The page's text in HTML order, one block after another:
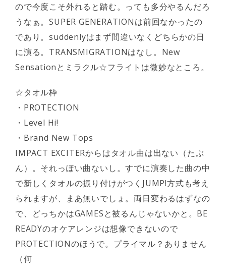
ので今度こそ外れると踏む。っても多分やるんだろ
うなぁ。SUPER GENERATIONは前回なかったの
であり。suddenlyはまず間違いなくどちらかの日
に演る。TRANSMIGRATIONはなし。New
Sensationとミラクル☆フライトは微妙なところ。
☆タオル枠
・PROTECTION
・Level Hi!
・Brand New Tops
IMPACT EXCITERからはタオル曲は出ない（たぶ
ん）。それっぽい曲ないし。すでに演奏した曲の中
で新しくタオルの振り付けがつくJUMP!方式も考え
られますが、まあ無いでしょ。両日変わるはずなの
で、どっちかはGAMESと被るんじゃないかと。BE
READYのオケアレンジは想像できないので
PROTECTIONのほうで。プライマル？ありません
（何